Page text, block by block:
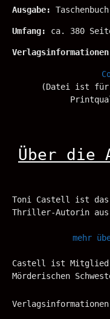
Ausgabe: Taschenbuch
Umfang: ca. 380
(Datei ist für
Über die
Toni Castell ist das
Thriller-Autorin aus
mehr
Castell ist Mitglied
Mörderischen